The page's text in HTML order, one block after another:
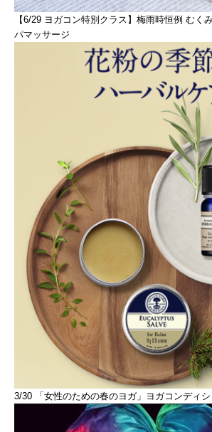
【6/29 ヨガコン特別クラス】梅雨時恒例 むく
パマッサージ
3/30 「女性のための春のヨガ」ヨガコンディ